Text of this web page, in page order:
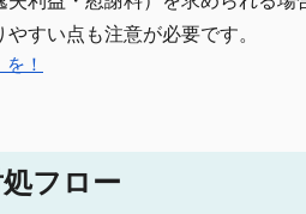
すい点も注意が必要です。
！
フロー